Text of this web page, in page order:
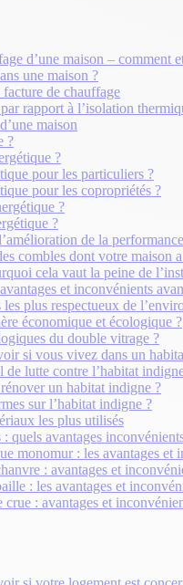
d’une maison – comment
une maison ?
de chauffage
rapport à l’isolation
maison
?
?
pour les particuliers ?
pour les copropriétés ?
?
?
de la
combles dont votre maison
cela vaut la peine de
et inconvénients
plus respectueux de
économique et écologique ?
du double vitrage ?
si vous vivez dans un
de lutte contre l’habitat
un habitat indigne ?
sur l’habitat indigne ?
les plus utilisés
quels avantages
monomur : les avantages et
: avantages et
: les avantages et
: avantages et